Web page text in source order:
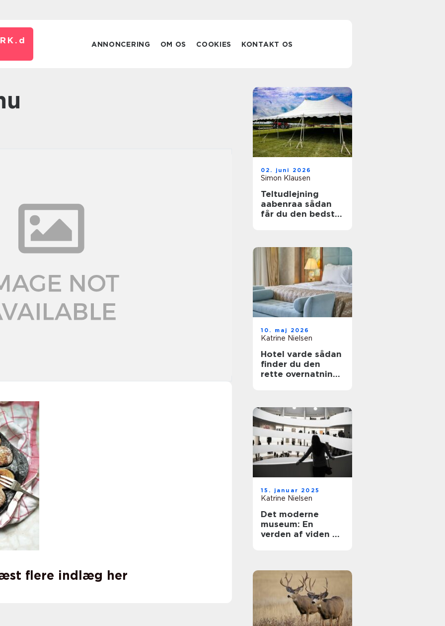
d ANNONCERING OM OS COOKIES KONTAKT OS
flere indlæg her
02. juni 2026
Simon Klausen
Teltudlejning
aabenraa sådan
får du den bedste
10. maj 2026
Katrine Nielsen
Hotel varde sådan
finder du den
rette overnatning
15. januar 2025
Katrine Nielsen
Det moderne
museum: En
verden af viden og